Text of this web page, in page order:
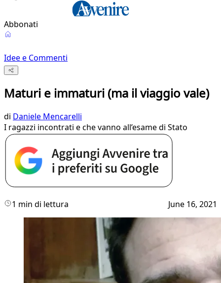
Abbonati
Idee e Commenti
Maturi e immaturi (ma il viaggio vale)
di Daniele Mencarelli
I ragazzi incontrati e che vanno all’esame di Stato
1 min di lettura June 16, 2021